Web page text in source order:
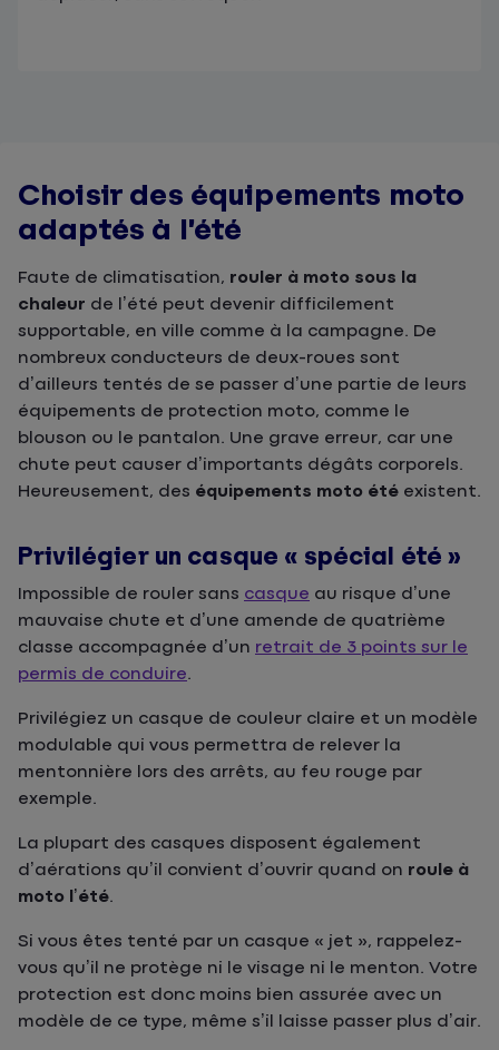
Choisir des équipements moto
adaptés à l’été
Faute de climatisation, rouler à moto sous la
chaleur de l’été peut devenir difficilement
supportable, en ville comme à la campagne. De
nombreux conducteurs de deux-roues sont
d’ailleurs tentés de se passer d’une partie de leurs
équipements de protection moto, comme le
blouson ou le pantalon. Une grave erreur, car une
chute peut causer d’importants dégâts corporels.
Heureusement, des équipements moto été existent.
Privilégier un casque « spécial été »
Impossible de rouler sans casque au risque d’une
mauvaise chute et d’une amende de quatrième
classe accompagnée d’un retrait de 3 points sur le
permis de conduire.
Privilégiez un casque de couleur claire et un modèle
modulable qui vous permettra de relever la
mentonnière lors des arrêts, au feu rouge par
exemple.
La plupart des casques disposent également
d’aérations qu’il convient d’ouvrir quand on roule à
moto l’été.
Si vous êtes tenté par un casque « jet », rappelez-
vous qu’il ne protège ni le visage ni le menton. Votre
protection est donc moins bien assurée avec un
modèle de ce type, même s’il laisse passer plus d’air.